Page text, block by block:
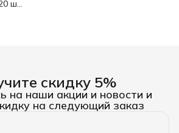
шт/
скидку 5%
на наши акции и новости и
на следующий заказ